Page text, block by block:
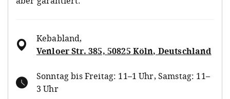
Kebabland,
Venloer Str. 385, 50825 Köln, Deutschland
Sonntag bis Freitag: 11–1 Uhr, Samstag: 11–
3 Uhr